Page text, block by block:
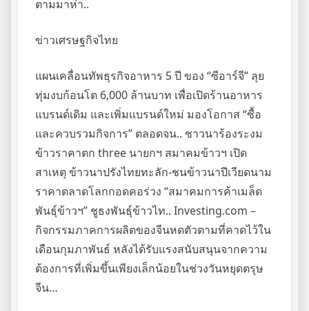
ตามมาห่า..
ข่าวเศรษฐกิจไทย
แผนเคลื่อนทัพธุรกิจอาหาร 5 ปี ของ “ซีอาร์จี” ลุย
ทุ่มงบก้อนโต 6,000 ล้านบาท เพื่อเปิดร้านอาหาร
แบรนด์เดิม และเพิ่มแบรนด์ใหม่ มองโอกาส “ซื้อ
และควบรวมกิจการ” ตลอดจน.. ชาวนาร้องระงม
ข้าวราคาตก three นายกฯ สมาคมข้าวฯ เปิด
สาเหตุ ข้าวนาปรังไทยทะลัก-ชนข้าวนาปีเวียดนาม
ราคาตลาดโลกกอดคอร่วง “สมาคมการค้าเมล็ด
พันธุ์ข้าวฯ” ชูธงพันธุ์ข้าวไท.. Investing.com –
กิจกรรมภาคการผลิตของจีนหดตัวตามที่คาดไว้ใน
เดือนกุมภาพันธ์ หลังได้รับแรงสนับสนุนจากความ
ต้องการที่เพิ่มขึ้นเพียงเล็กน้อยในช่วงวันหยุดตรุษ
จีน…